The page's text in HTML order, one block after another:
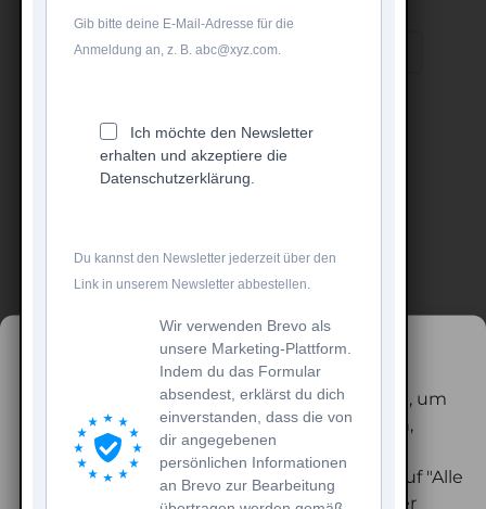
Wir verwenden Cookies
Wir verwenden Cookies auf unserer Website, um
Ihnen die bestmögliche Erfahrung zu bieten,
indem wir uns an Ihre Präferenzen und
wiederholten Besuche erinnern. Wenn Sie auf "Alle
akzeptieren" klicken, erklären Sie sich mit der
Keine Ergebnisse
ändern.
Gib bitte deine E-Mail-Adresse für die
Anmeldung an, z. B. abc@xyz.com.
Ich möchte den Newsletter
erhalten und akzeptiere die
Datenschutzerklärung.
Du kannst den Newsletter jederzeit über den
Link in unserem Newsletter abbestellen.
Wir verwenden Brevo als
unsere Marketing-Plattform.
Indem du das Formular
absendest, erklärst du dich
einverstanden, dass die von
dir angegebenen
persönlichen Informationen
an Brevo zur Bearbeitung